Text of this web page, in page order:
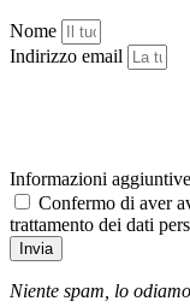
Nome
Indirizzo email
Informazioni aggiuntive
Confermo di aver
trattamento dei dati
Invia
Niente spam, lo